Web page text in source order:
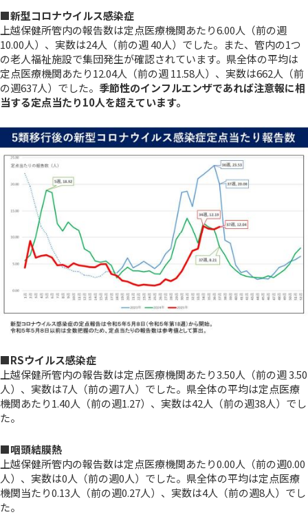
■新型コロナウイルス感染症
上越保健所管内の報告数は定点医療機関あたり6.00人 （前の週
10.00人）、 実数は24人 （前の週 40人） でした。 また、 管内の1つ
の老人福祉施設で集団発生が確認されています。 県全体の平均は
定点医療機関あたり12.04人 （前の週 11.58人）、 実数は662人 （前
の週637人） でした。 季節性のインフルエンザであれば注意報に相
当する定点当たり10人を超えています。
■RSウイルス感染症
上越保健所管内の報告数は定点医療機関あたり3.50人 （前の週 3.50
人） 、 実数は7人 （前の週7人）でした。 県全体の平均は定点医療
機関あたり1.40人 （前の週1.27）、 実数は42人 （前の週38人） でし
た。
■咽頭結膜熱
上越保健所管内の報告数は定点医療機関あたり0.00人（前の週0.00
人）、実数は0人（前の週0人）でした。県全体の平均は定点医療
機関当たり0.13人（前の週0.27人）、実数は4人（前の週8人）でし
た。